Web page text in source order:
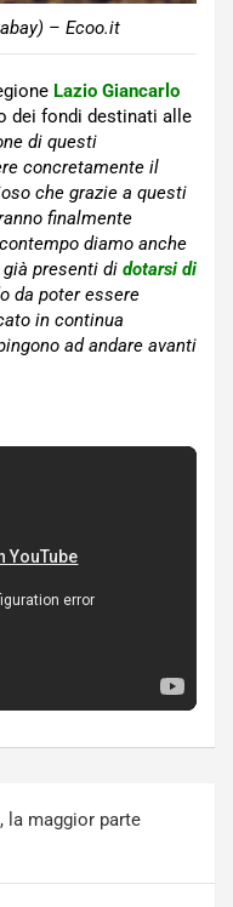
– Ecoo.it
Lazio Giancarlo
dei fondi destinati alle
di questi
concretamente il
che grazie a questi
finalmente
diamo anche
presenti di dotarsi di
da poter essere
in continua
ad andare avanti
la maggior parte